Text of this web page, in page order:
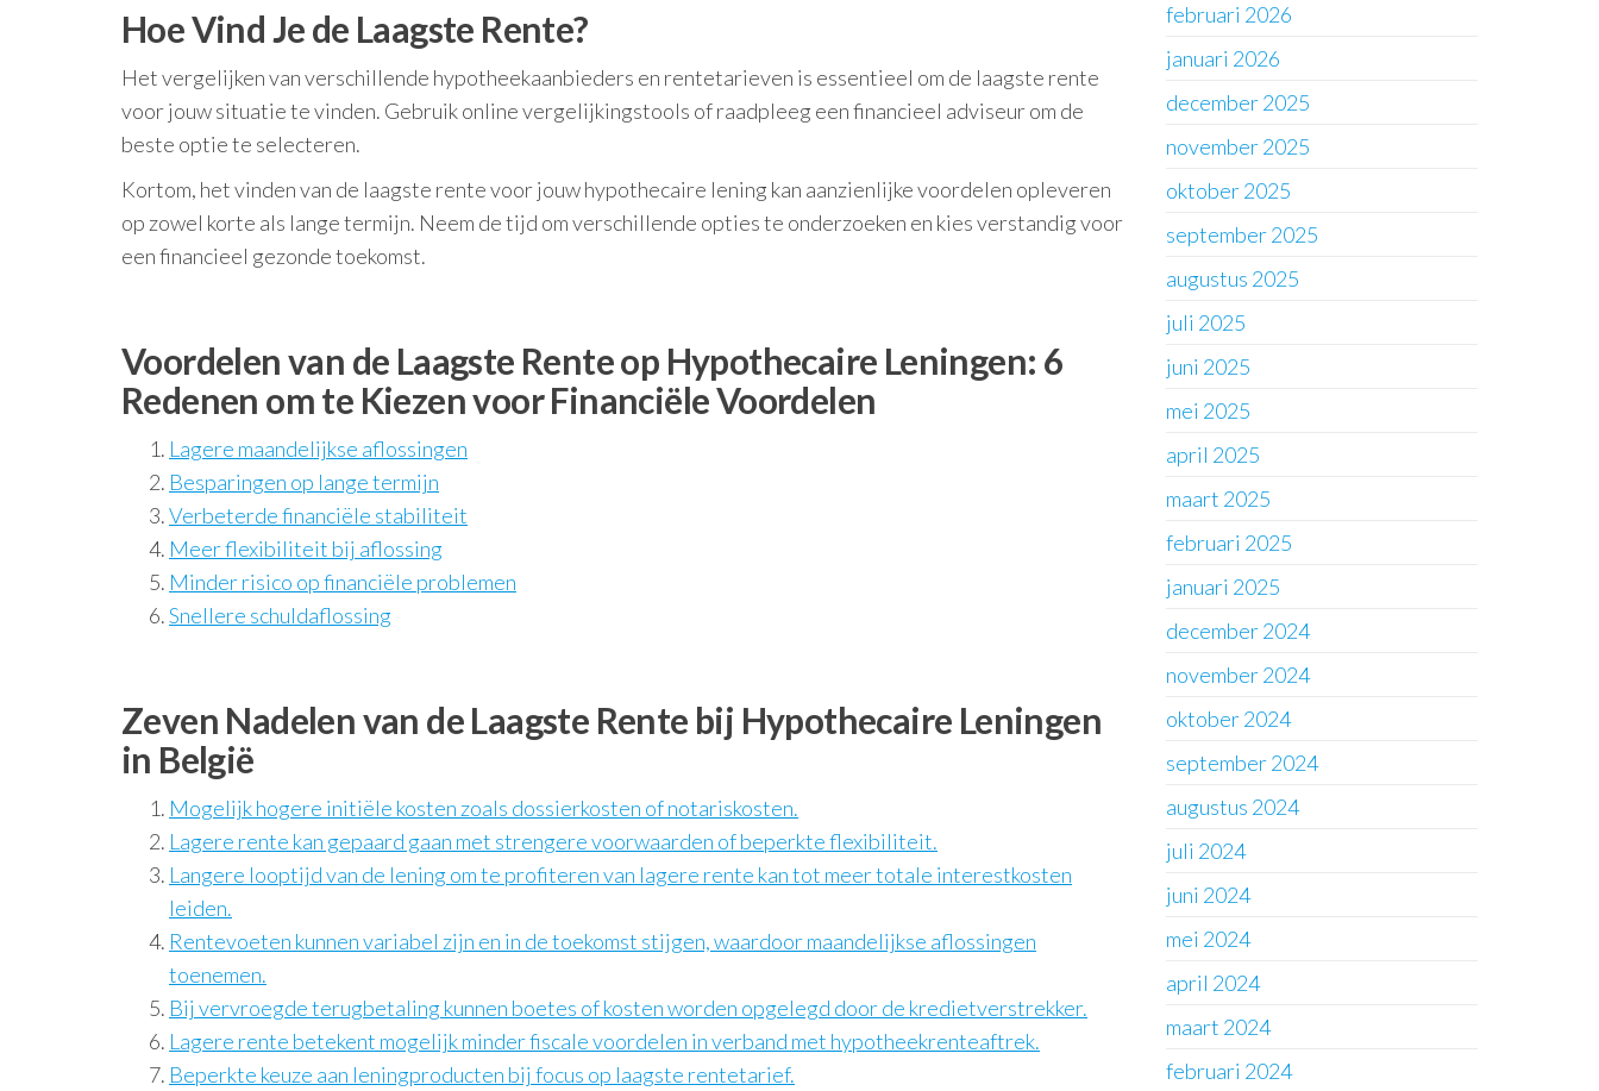
Hoe Vind Je de Laagste Rente?
Het vergelijken van verschillende hypotheekaanbieders en rentetarieven is essentieel om de laagste rente
voor jouw situatie te vinden. Gebruik online vergelijkingstools of raadpleeg een financieel adviseur om de
beste optie te selecteren.
Kortom, het vinden van de laagste rente voor jouw hypothecaire lening kan aanzienlijke voordelen opleveren
op zowel korte als lange termijn. Neem de tijd om verschillende opties te onderzoeken en kies verstandig voor
een financieel gezonde toekomst.
Voordelen van de Laagste Rente op Hypothecaire Leningen: 6
Redenen om te Kiezen voor Financiële Voordelen
Lagere maandelijkse aflossingen
Besparingen op lange termijn
Verbeterde financiële stabiliteit
Meer flexibiliteit bij aflossing
Minder risico op financiële problemen
Snellere schuldaflossing
Zeven Nadelen van de Laagste Rente bij Hypothecaire Leningen
in België
Mogelijk hogere initiële kosten zoals dossierkosten of notariskosten.
Lagere rente kan gepaard gaan met strengere voorwaarden of beperkte flexibiliteit.
Langere looptijd van de lening om te profiteren van lagere rente kan tot meer totale interestkosten
leiden.
Rentevoeten kunnen variabel zijn en in de toekomst stijgen, waardoor maandelijkse aflossingen
toenemen.
Bij vervroegde terugbetaling kunnen boetes of kosten worden opgelegd door de kredietverstrekker.
Lagere rente betekent mogelijk minder fiscale voordelen in verband met hypotheekrenteaftrek.
Beperkte keuze aan leningproducten bij focus op laagste rentetarief.
februari 2026
januari 2026
december 2025
november 2025
oktober 2025
september 2025
augustus 2025
juli 2025
juni 2025
mei 2025
april 2025
maart 2025
februari 2025
januari 2025
december 2024
november 2024
oktober 2024
september 2024
augustus 2024
juli 2024
juni 2024
mei 2024
april 2024
maart 2024
februari 2024